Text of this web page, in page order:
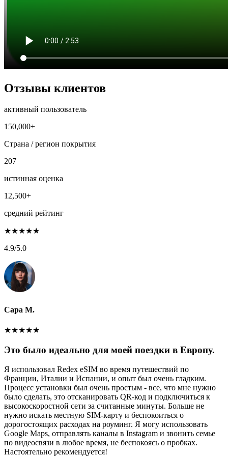
Отзывы клиентов
активный пользователь
150,000+
Страна / регион покрытия
207
истинная оценка
12,500+
средний рейтинг
★★★★★
4.9/5.0
Сара М.
★★★★★
Это было идеально для моей поездки в Европу.
Я использовал Redex eSIM во время путешествий по
Франции, Италии и Испании, и опыт был очень гладким.
Процесс установки был очень простым - все, что мне нужно
было сделать, это отсканировать QR-код и подключиться к
высокоскоростной сети за считанные минуты. Больше не
нужно искать местную SIM-карту и беспокоиться о
дорогостоящих расходах на роуминг. Я могу использовать
Google Maps, отправлять каналы в Instagram и звонить семье
по видеосвязи в любое время, не беспокоясь о пробках.
Настоятельно рекомендуется!